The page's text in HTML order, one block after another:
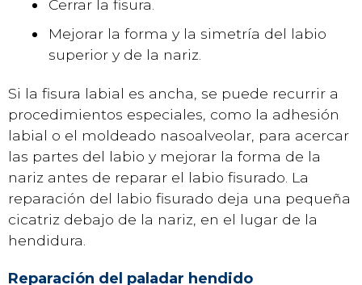
Cerrar la fisura.
Mejorar la forma y la simetría del labio
superior y de la nariz.
Si la fisura labial es ancha, se puede recurrir a
procedimientos especiales, como la adhesión
labial o el moldeado nasoalveolar, para acercar
las partes del labio y mejorar la forma de la
nariz antes de reparar el labio fisurado. La
reparación del labio fisurado deja una pequeña
cicatriz debajo de la nariz, en el lugar de la
hendidura.
Reparación del paladar hendido